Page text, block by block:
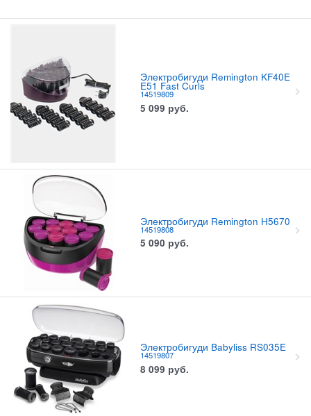
Электробигуди Remington KF40E
E51 Fast Curls
14519809
5 099 руб.
Электробигуди Remington H5670
14519808
5 090 руб.
Электробигуди Babyliss RS035E
14519807
8 099 руб.